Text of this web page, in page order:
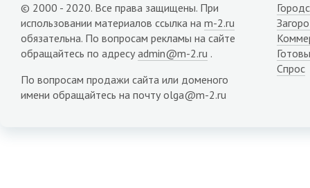
© 2000 - 2020. Все права защищены. При
использовании материалов ссылка на m-2.ru
обязательна. По вопросам рекламы на сайте
обращайтесь по адресу admin@m-2.ru .
По вопросам продажи сайта или доменого
имени обращайтесь на почту olga@m-2.ru
Спрос